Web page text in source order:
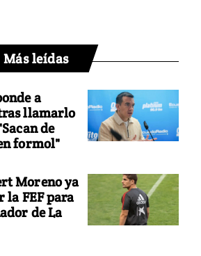
Más leídas
a
llamarlo
de
formol"
Moreno ya
la FEF para
de La